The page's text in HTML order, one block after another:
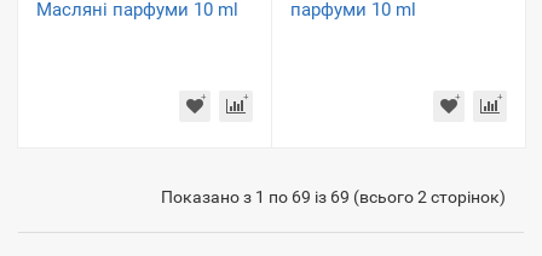
Масляні парфуми 10 ml
парфуми 10 ml
Показано з 1 по 69 із 69 (всього 2 сторінок)